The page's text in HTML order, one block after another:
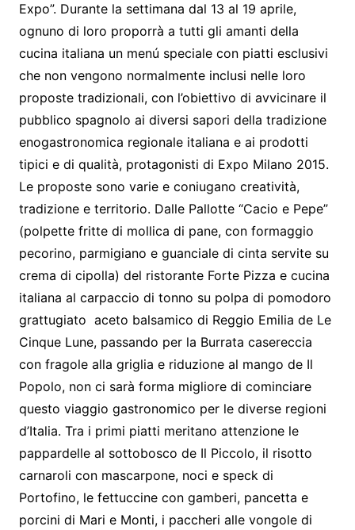
Expo”. Durante la settimana dal 13 al 19 aprile,
ognuno di loro proporrà a tutti gli amanti della
cucina italiana un menú speciale con piatti esclusivi
che non vengono normalmente inclusi nelle loro
proposte tradizionali, con l’obiettivo di avvicinare il
pubblico spagnolo ai diversi sapori della tradizione
enogastronomica regionale italiana e ai prodotti
tipici e di qualità, protagonisti di Expo Milano 2015.
Le proposte sono varie e coniugano creatività,
tradizione e territorio. Dalle Pallotte “Cacio e Pepe”
(polpette fritte di mollica di pane, con formaggio
pecorino, parmigiano e guanciale di cinta servite su
crema di cipolla) del ristorante Forte Pizza e cucina
italiana al carpaccio di tonno su polpa di pomodoro
grattugiato aceto balsamico di Reggio Emilia de Le
Cinque Lune, passando per la Burrata casereccia
con fragole alla griglia e riduzione al mango de Il
Popolo, non ci sarà forma migliore di cominciare
questo viaggio gastronomico per le diverse regioni
d’Italia. Tra i primi piatti meritano attenzione le
pappardelle al sottobosco de Il Piccolo, il risotto
carnaroli con mascarpone, noci e speck di
Portofino, le fettuccine con gamberi, pancetta e
porcini di Mari e Monti, i paccheri alle vongole di